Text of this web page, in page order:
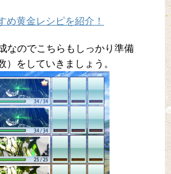
め黄金レシピを紹介！
なのでこちらもしっかり準備
）をしていきましょう。